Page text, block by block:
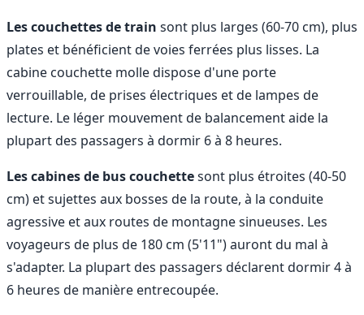
Les couchettes de train sont plus larges (60-70 cm), plus
plates et bénéficient de voies ferrées plus lisses. La
cabine couchette molle dispose d'une porte
verrouillable, de prises électriques et de lampes de
lecture. Le léger mouvement de balancement aide la
plupart des passagers à dormir 6 à 8 heures.
Les cabines de bus couchettesont plus étroites (40-50
cm) et sujettes aux bosses de la route, à la conduite
agressive et aux routes de montagne sinueuses. Les
voyageurs de plus de 180 cm (5'11") auront du mal à
s'adapter. La plupart des passagers déclarent dormir 4 à
6 heures de manière entrecoupée.